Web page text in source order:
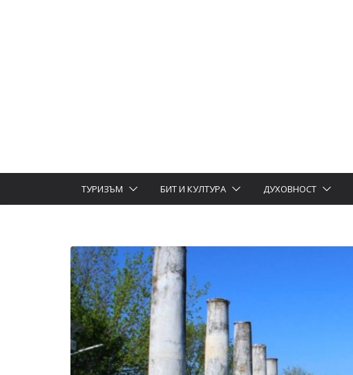
ТУРИЗЪМ БИТ И КУЛТУРА ДУХОВНОСТ